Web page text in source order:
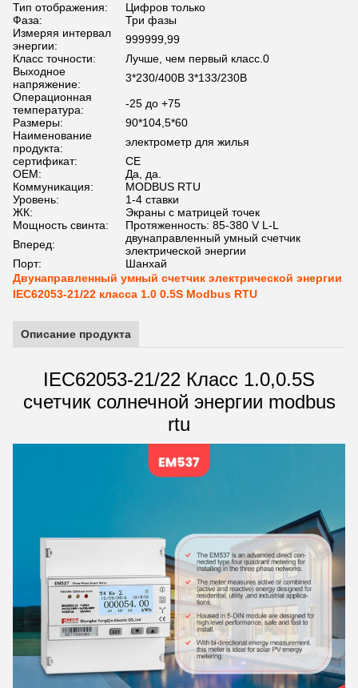
Тип отображения:
Цифров только
Фаза:
Три фазы
Измеряя интервал
энергии:
999999,99
Класс точности:
Лучше, чем первый класс.0
Выходное
напряжение:
3*230/400В 3*133/230В
Операционная
температура:
-25 до +75
Размеры:
90*104,5*60
Наименование
продукта:
электрометр для жилья
сертификат:
CE
OEM:
Да, да.
Коммуникация:
MODBUS RTU
Уровень:
1-4 ставки
ЖК:
Экраны с матрицей точек
Мощность свинта:
Протяженность: 85-380 V L-L
Вперед:
двунаправленный умный счетчик
электрической энергии
Порт:
Шанхай
Двунаправленный умный счетчик электрической энергии
IEC62053-21/22 класса 1.0 0.5S Modbus RTU
Описание продукта
IEC62053-21/22 Класс 1.0,0.5S
счетчик солнечной энергии modbus
rtu